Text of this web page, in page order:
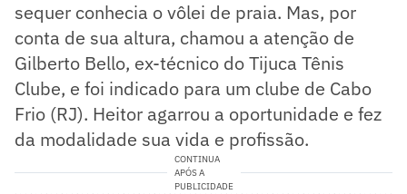
sequer conhecia o vôlei de praia. Mas, por
conta de sua altura, chamou a atenção de
Gilberto Bello, ex-técnico do Tijuca Tênis
Clube, e foi indicado para um clube de Cabo
Frio (RJ). Heitor agarrou a oportunidade e fez
da modalidade sua vida e profissão.
CONTINUA
APÓS A
PUBLICIDADE